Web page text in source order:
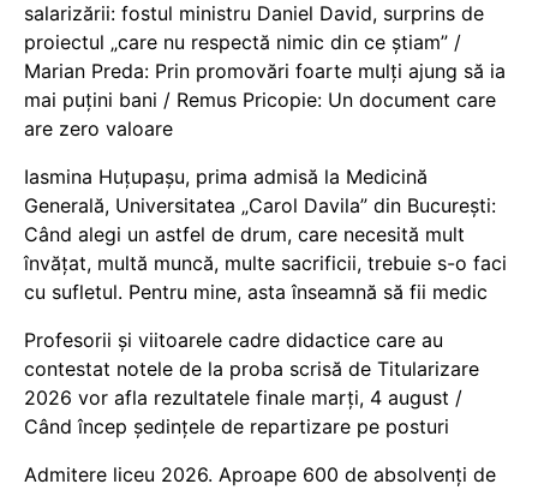
salarizării: fostul ministru Daniel David, surprins de
proiectul „care nu respectă nimic din ce știam” /
Marian Preda: Prin promovări foarte mulți ajung să ia
mai puțini bani / Remus Pricopie: Un document care
are zero valoare
Iasmina Huțupașu, prima admisă la Medicină
Generală, Universitatea „Carol Davila” din București:
Când alegi un astfel de drum, care necesită mult
învățat, multă muncă, multe sacrificii, trebuie s-o faci
cu sufletul. Pentru mine, asta înseamnă să fii medic
Profesorii și viitoarele cadre didactice care au
contestat notele de la proba scrisă de Titularizare
2026 vor afla rezultatele finale marți, 4 august /
Când încep ședințele de repartizare pe posturi
Admitere liceu 2026. Aproape 600 de absolvenți de